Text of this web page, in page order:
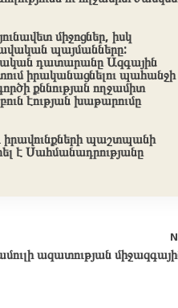
միջոցներ, իսկ
պայմանները:
դատարանը Ազգային
իրականացնելու պահանջի
քննության ողջամիտ
էության խաթարումը
պաշտպանի
է Սահմանադրությանը
ազատության